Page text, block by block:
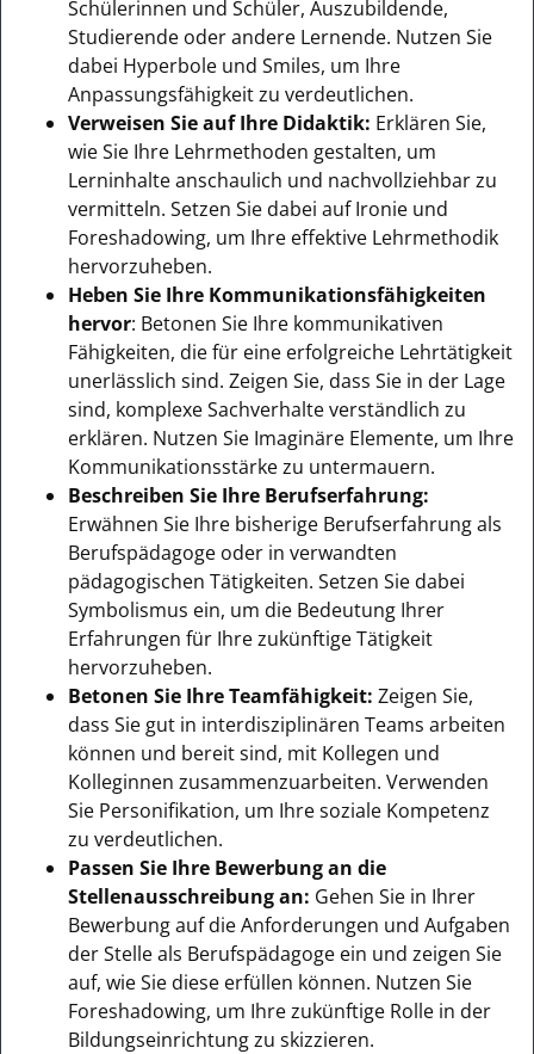
Schülerinnen und Schüler, Auszubildende,
Studierende oder andere Lernende. Nutzen Sie
dabei Hyperbole und Smiles, um Ihre
Anpassungsfähigkeit zu verdeutlichen.
Verweisen Sie auf Ihre Didaktik: Erklären Sie,
wie Sie Ihre Lehrmethoden gestalten, um
Lerninhalte anschaulich und nachvollziehbar zu
vermitteln. Setzen Sie dabei auf Ironie und
Foreshadowing, um Ihre effektive Lehrmethodik
hervorzuheben.
Heben Sie Ihre Kommunikationsfähigkeiten
hervor: Betonen Sie Ihre kommunikativen
Fähigkeiten, die für eine erfolgreiche Lehrtätigkeit
unerlässlich sind. Zeigen Sie, dass Sie in der Lage
sind, komplexe Sachverhalte verständlich zu
erklären. Nutzen Sie Imaginäre Elemente, um Ihre
Kommunikationsstärke zu untermauern.
Beschreiben Sie Ihre Berufserfahrung:
Erwähnen Sie Ihre bisherige Berufserfahrung als
Berufspädagoge oder in verwandten
pädagogischen Tätigkeiten. Setzen Sie dabei
Symbolismus ein, um die Bedeutung Ihrer
Erfahrungen für Ihre zukünftige Tätigkeit
hervorzuheben.
Betonen Sie Ihre Teamfähigkeit: Zeigen Sie,
dass Sie gut in interdisziplinären Teams arbeiten
können und bereit sind, mit Kollegen und
Kolleginnen zusammenzuarbeiten. Verwenden
Sie Personifikation, um Ihre soziale Kompetenz
zu verdeutlichen.
Passen Sie Ihre Bewerbung an die
Stellenausschreibung an: Gehen Sie in Ihrer
Bewerbung auf die Anforderungen und Aufgaben
der Stelle als Berufspädagoge ein und zeigen Sie
auf, wie Sie diese erfüllen können. Nutzen Sie
Foreshadowing, um Ihre zukünftige Rolle in der
Bildungseinrichtung zu skizzieren.